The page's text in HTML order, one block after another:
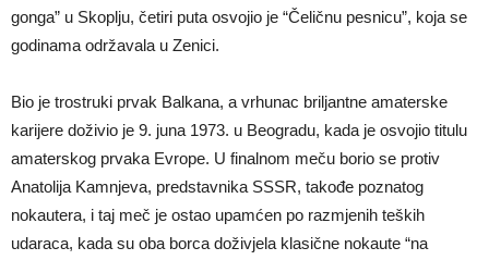
gonga” u Skoplju, četiri puta osvojio je “Čeličnu pesnicu”, koja se
godinama održavala u Zenici.
Bio je trostruki prvak Balkana, a vrhunac briljantne amaterske
karijere doživio je 9. juna 1973. u Beogradu, kada je osvojio titulu
amaterskog prvaka Evrope. U finalnom meču borio se protiv
Anatolija Kamnjeva, predstavnika SSSR, takođe poznatog
nokautera, i taj meč je ostao upamćen po razmjenih teških
udaraca, kada su oba borca doživjela klasične nokaute “na